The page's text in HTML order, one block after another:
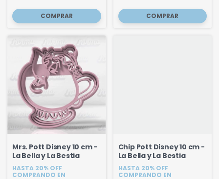
Mrs. Pott Disney 10 cm -
La Bella y La Bestia
HASTA 20% OFF
COMPRANDO EN
Chip Pott Disney 10 cm -
La Bella y La Bestia
HASTA 20% OFF
COMPRANDO EN